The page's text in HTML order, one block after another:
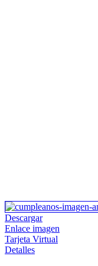
Descargar
Enlace imagen
Tarjeta Virtual
Detalles